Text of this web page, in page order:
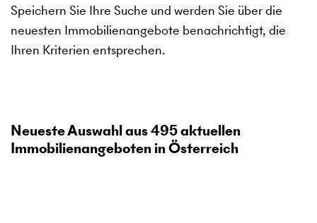
Speichern Sie Ihre Suche und werden Sie über die
neuesten Immobilienangebote benachrichtigt, die
Ihren Kriterien entsprechen.
Neueste Auswahl aus495aktuellen
Immobilienangeboten in Österreich